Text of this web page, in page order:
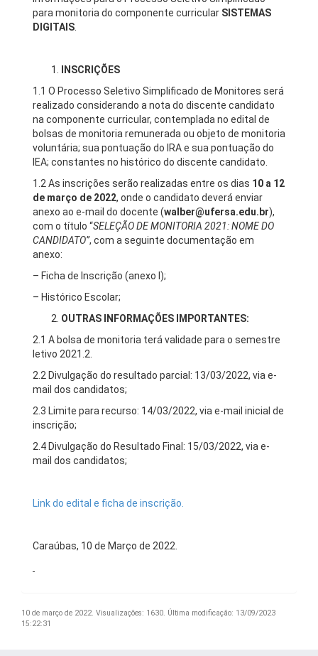
para monitoria do componente curricular SISTEMAS
DIGITAIS
INSCRIÇÕES
1.1 O Processo Seletivo Simplificado de Monitores será
realizado considerando a nota do discente candidato
na componente curricular, contemplada no edital de
bolsas de monitoria remunerada ou objeto de monitoria
voluntária; sua pontuação do IRA e sua pontuação do
IEA; constantes no histórico do discente candidato.
1.2 As inscrições serão realizadas entre os dias 10 a 12
de março de 2022, onde o candidato deverá enviar
anexo ao e-mail do docente (walber@ufersa.edu.br),
com o título “SELEÇÃO DE MONITORIA 2021: NOME DO
CANDIDATO”, com a seguinte documentação em
anexo:
– Ficha de Inscrição (anexo I);
– Histórico Escolar;
OUTRAS INFORMAÇÕES IMPORTANTES:
2.1 A bolsa de monitoria terá validade para o semestre
letivo 2021.2.
2.2 Divulgação do resultado parcial: 13/03/2022, via e-
mail dos candidatos;
2.3 Limite para recurso: 14/03/2022, via e-mail inicial de
inscrição;
2.4 Divulgação do Resultado Final: 15/03/2022, via e-
mail dos candidatos;
Link do edital e ficha de inscrição.
Caraúbas, 10 de Março de 2022.
10 de março de 2022. Visualizações: 1630. Última modificação: 13/09/2023
15:22:31